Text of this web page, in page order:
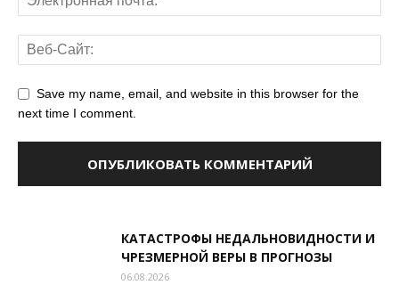
Save my name, email, and website in this browser for the
next time I comment.
КАТАСТРОФЫ НЕДАЛЬНОВИДНОСТИ И
ЧРЕЗМЕРНОЙ ВЕРЫ В ПРОГНОЗЫ
06.08.2026